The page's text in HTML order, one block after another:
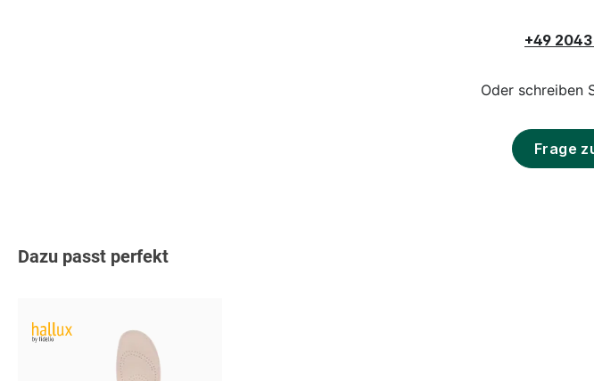
+49 2043
Oder schreiben
Frage
Produktgalerie überspringen
Dazu passt perfekt